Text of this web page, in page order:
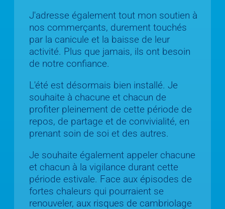
J'adresse également tout mon soutien à
nos commerçants, durement touchés
par la canicule et la baisse de leur
activité. Plus que jamais, ils ont besoin
de notre confiance.
L'été est désormais bien installé. Je
souhaite à chacune et chacun de
profiter pleinement de cette période de
repos, de partage et de convivialité, en
prenant soin de soi et des autres.
Je souhaite également appeler chacune
et chacun à la vigilance durant cette
période estivale. Face aux épisodes de
fortes chaleurs qui pourraient se
renouveler, aux risques de cambriolage